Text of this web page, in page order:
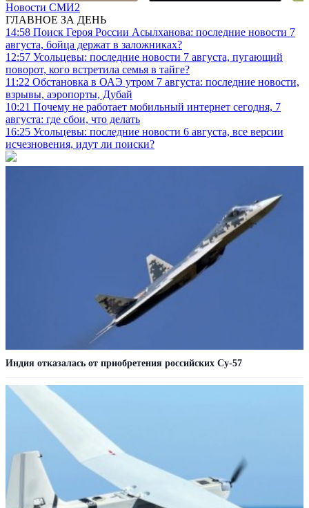
Новости СМИ2
ГЛАВНОЕ ЗА ДЕНЬ
14:58 Поиск Героя России Асылханова: последние новости 7
августа, бойца держат в заложниках?
12:57 Усольцевы: последние новости 7 августа, пугающий
поворот, кого встретила семья в тайге?
11:22 Обстановка в ОАЭ утром 7 августа: последние новости,
взрывы, аэропорты, Дубай
10:21 Почему не работает мобильный интернет сегодня, 7
августа: где сбои, что делать
16:25 Усольцевы: последние новости 6 августа, все версии
исчезновения, идут ли поиски?
Индия отказалась от приобретения российских Су-57